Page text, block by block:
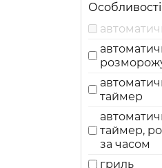
Особливості
таймер
таймер,
за часом
гриль